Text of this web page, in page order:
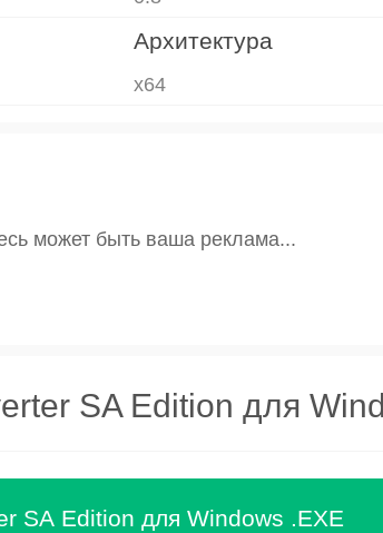
Архитектура
x64
SA Edition для
SA Edition для Windows .EXE